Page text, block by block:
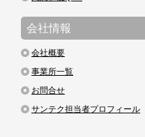
会社情報
会社概要
事業所一覧
お問合せ
サンテク担当者プロフィール